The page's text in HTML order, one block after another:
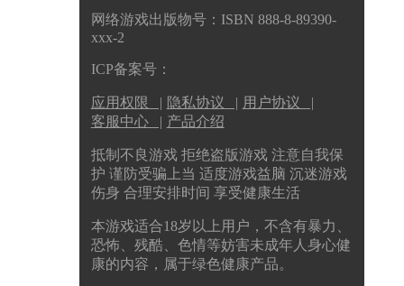
网络游戏出版物号：ISBN 888-8-89390-
xxx-2
ICP备案号：
应用权限 | 隐私协议 | 用户协议 |
客服中心 | 产品介绍
抵制不良游戏 拒绝盗版游戏 注意自我保
护 谨防受骗上当 适度游戏益脑 沉迷游戏
伤身 合理安排时间 享受健康生活
本游戏适合18岁以上用户，不含有暴力、
恐怖、残酷、色情等妨害未成年人身心健
康的内容，属于绿色健康产品。